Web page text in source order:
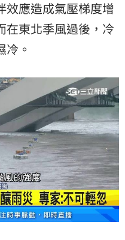
效應造成氣壓梯度增
在東北季風過後，冷
。